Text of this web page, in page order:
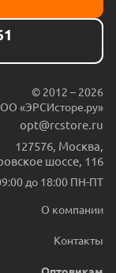
© 2012 – 2026
«ЭРСИсторе.ру»
opt@rcstore.ru
127576 Москва
шоссе, 116
до 18:00 ПН-ПТ
О компании
Контакты